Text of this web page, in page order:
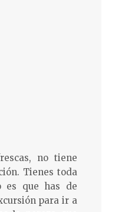
no tiene
Tienes toda
es que has de
para ir a